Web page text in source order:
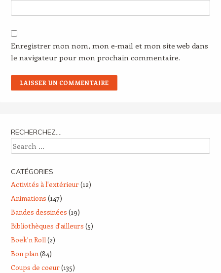
Enregistrer mon nom, mon e-mail et mon site web dans
le navigateur pour mon prochain commentaire.
RECHERCHEZ….
Search
CATÉGORIES
Activités à l'extérieur(12)
Animations (147)
Bandes dessinées (19)
Bibliothèques d'ailleurs (5)
Boek'n Roll(2)
Bon plan(84)
Coups de coeur(135)